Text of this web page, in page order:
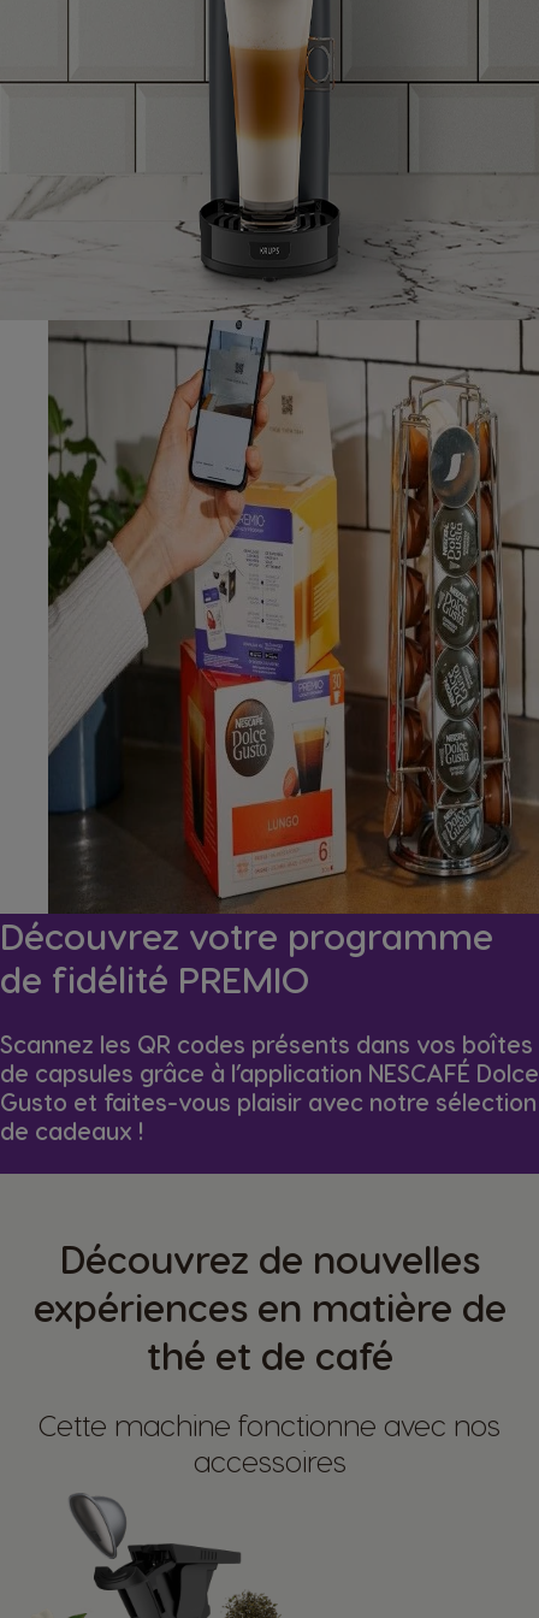
Découvrez votre programme
de fidélité PREMIO
Scannez les QR codes présents dans vos boîtes
de capsules grâce à l’application NESCAFÉ Dolce
Gusto et faites-vous plaisir avec notre sélection
de cadeaux !
Découvrez de nouvelles
expériences en matière de
thé et de café
Cette machine fonctionne avec nos
accessoires